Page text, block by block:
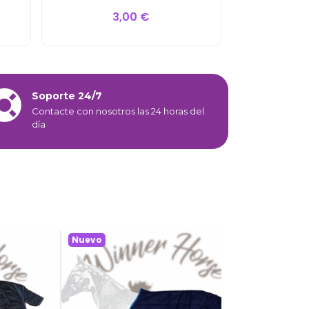
3,00 €
Soporte 24/7
Contacte con nosotros las 24 horas del
día
Nuevo